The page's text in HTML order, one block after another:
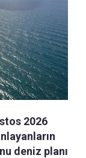
2026
deniz planı